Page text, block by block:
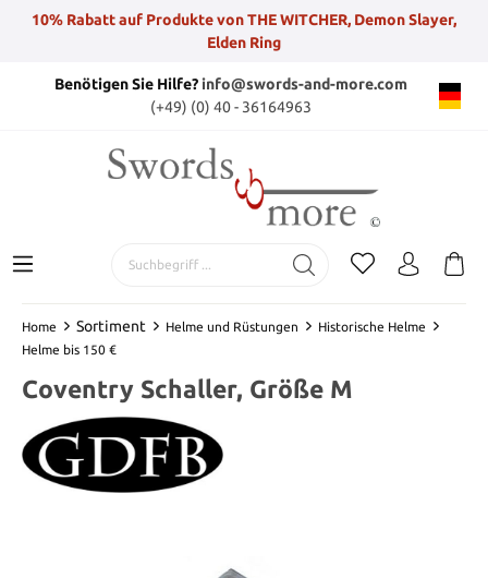
10% Rabatt auf Produkte von THE WITCHER, Demon Slayer,
Elden Ring
Benötigen Sie Hilfe?info@swords-and-more.com
(+49) (0) 40 - 36164963
Home Sortiment Helme und Rüstungen
Historische Helme
Helme bis 150 €
Coventry Schaller, Größe M